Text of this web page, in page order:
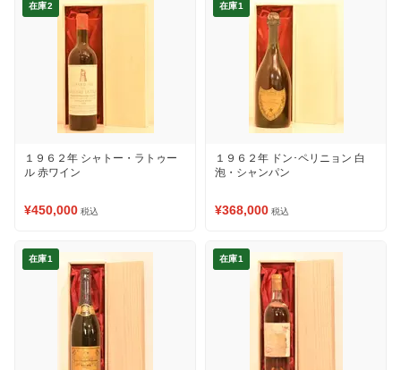
在庫2
１９６２年 シャトー・ラトゥー
ル 赤ワイン
¥450,000 税込
在庫1
１９６２年 ドン･ペリニョン 白
泡・シャンパン
¥368,000 税込
在庫1 在庫1